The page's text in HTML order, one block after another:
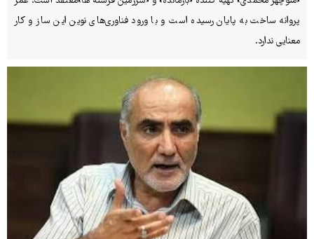
پروانه ساخت به پایان رسیده است و با ورود فناوری‌های نوین این ساز و کار
معنایی ندارد.